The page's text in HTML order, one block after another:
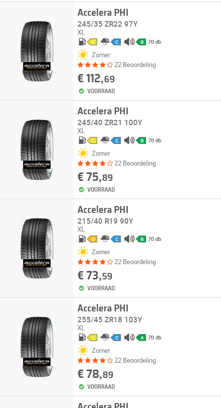
Accelera PHI
245/35 ZR22 97Y
XL
C C B 70 db
Zomer
22 Beoordeling
€ 112,69
VOORRAAD
Accelera PHI
245/40 ZR21 100Y
XL
C C B 70 db
Zomer
22 Beoordeling
€ 75,89
VOORRAAD
Accelera PHI
215/40 R19 90Y
XL
D C B 70 db
Zomer
22 Beoordeling
€ 73,59
VOORRAAD
Accelera PHI
255/45 ZR18 103Y
XL
C C A 70 db
Zomer
22 Beoordeling
€ 78,89
VOORRAAD